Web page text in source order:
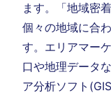
ます。 「地域密
個々の地域に合
す。 エリアマー
口や地理データ
ア分析ソフト